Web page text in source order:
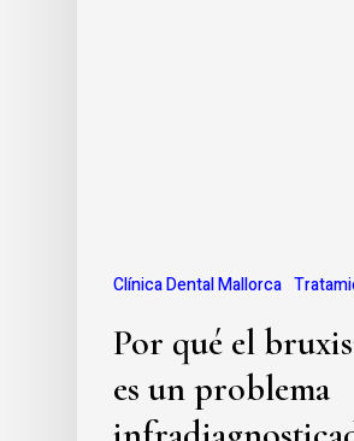
Clínica Dental Mallorca
Por qué el
es un problema